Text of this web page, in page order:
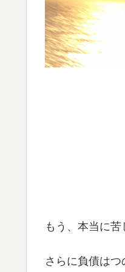
もう、本当に
さらに負債はつ